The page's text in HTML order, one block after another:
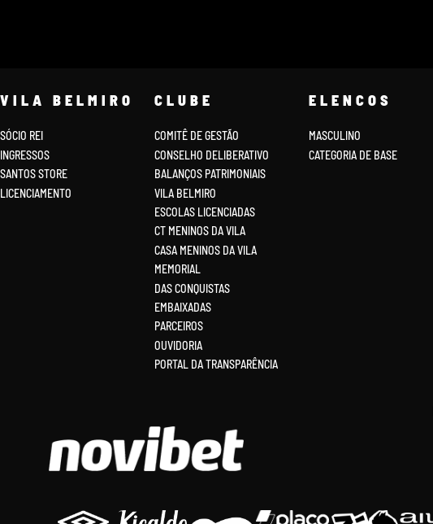
VILA BELMIRO
SÓCIO REI
INGRESSOS
SANTOS STORE
LICENCIAMENTO
CLUBE
COMITÊ DE GESTÃO
CONSELHO DELIBERATIVO
BALANÇOS PATRIMONIAIS
VILA BELMIRO
ESCOLAS LICENCIADAS
CT MENINOS DA VILA
CASA MENINOS DA VILA
MEMORIAL
DAS CONQUISTAS
EMBAIXADAS
PARCEIROS
OUVIDORIA
PORTAL DA TRANSPARÊNCIA
ELENCOS
MASCULINO
CATEGORIA DE BASE